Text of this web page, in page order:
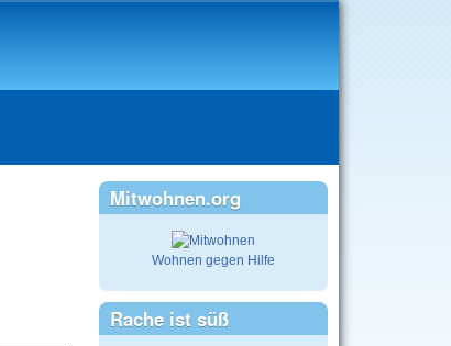
Mitwohnen.org
Wohnen gegen Hilfe
Rache ist süß